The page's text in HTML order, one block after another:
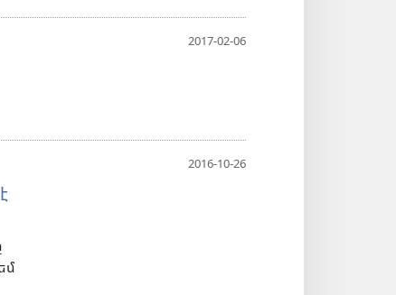
2017-02-06
2016-10-26